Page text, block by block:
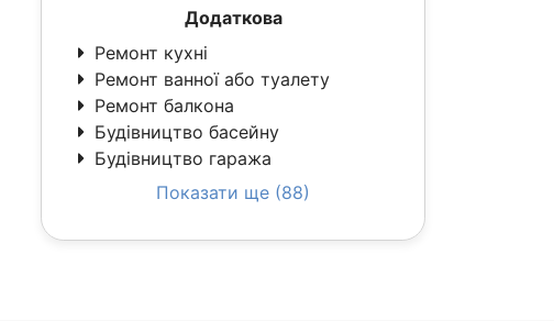
Додаткова
Ремонт кухні
Ремонт ванної або туалету
Ремонт балкона
Будівництво басейну
Будівництво гаража
Показати ще (88)